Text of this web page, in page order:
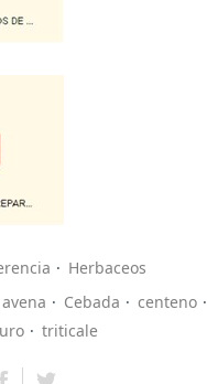
Herbaceos
avena Cebada centeno
triticale